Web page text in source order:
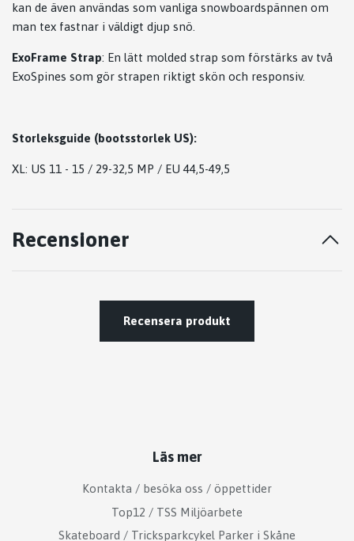
kan de även användas som vanliga snowboardspännen om
man tex fastnar i väldigt djup snö.
ExoFrame Strap: En lätt molded strap som förstärks av två
ExoSpines som gör strapen riktigt skön och responsiv.
Storleksguide (bootsstorlek US):
XL: US 11 - 15 / 29-32,5 MP / EU 44,5-49,5
Recensioner
Recensera produkt
Läs mer
Kontakta / besöka oss / öppettider
Top12 / TSS Miljöarbete
Skateboard / Tricksparkcykel Parker i Skåne